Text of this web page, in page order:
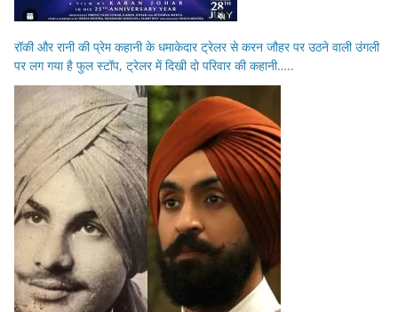
रॉकी और रानी की प्रेम कहानी के धमाकेदार ट्रेलर से करन जौहर पर उठने वाली उंगली
पर लग गया है फुल स्टॉप, ट्रेलर में दिखी दो परिवार की कहानी…..